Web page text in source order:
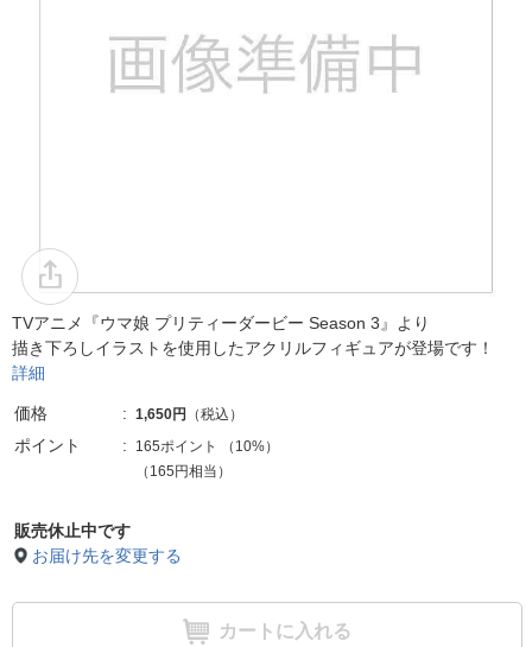
TVアニメ『ウマ娘 プリティーダービー Season 3』より
描き下ろしイラストを使用したアクリルフィギュアが登場です！
詳細
価格 1,650円 （税込）
ポイント 165ポイント （ 10%）
（165円相当）
販売休止中です
お届け先を変更する
カートに入れる